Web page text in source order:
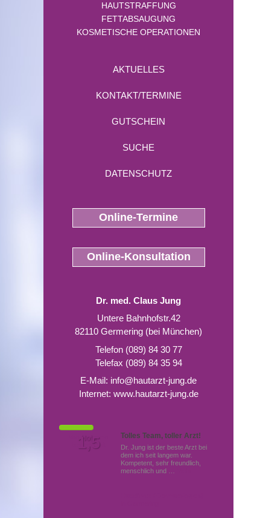
HAUTSTRAFFUNG
FETTABSAUGUNG
KOSMETISCHE OPERATIONEN
AKTUELLES
KONTAKT/TERMINE
GUTSCHEIN
SUCHE
DATENSCHUTZ
Online-Termine
Online-Konsultation
Dr. med. Claus Jung
Untere Bahnhofstr.42
82110 Germering (bei München)
Telefon (089) 84 30 77
Telefax (089) 84 35 94
E-Mail: info@hautarzt-jung.de
Internet: www.hautarzt-jung.de
Tolles Team, toller Arzt!
Dr. Jung ist der beste Arzt bei
dem ich seit langem war.
Kompetent, sehr freundlich,
menschlich und …
Von Patienten
bewertet mit
Note
1,5